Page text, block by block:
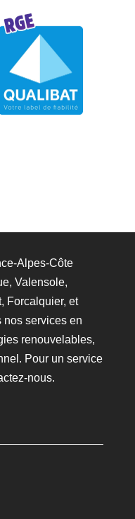
Alpes-Côte
Valensole,
Forcalquier, et
nos services en
renouvelables,
Pour un service
nous.